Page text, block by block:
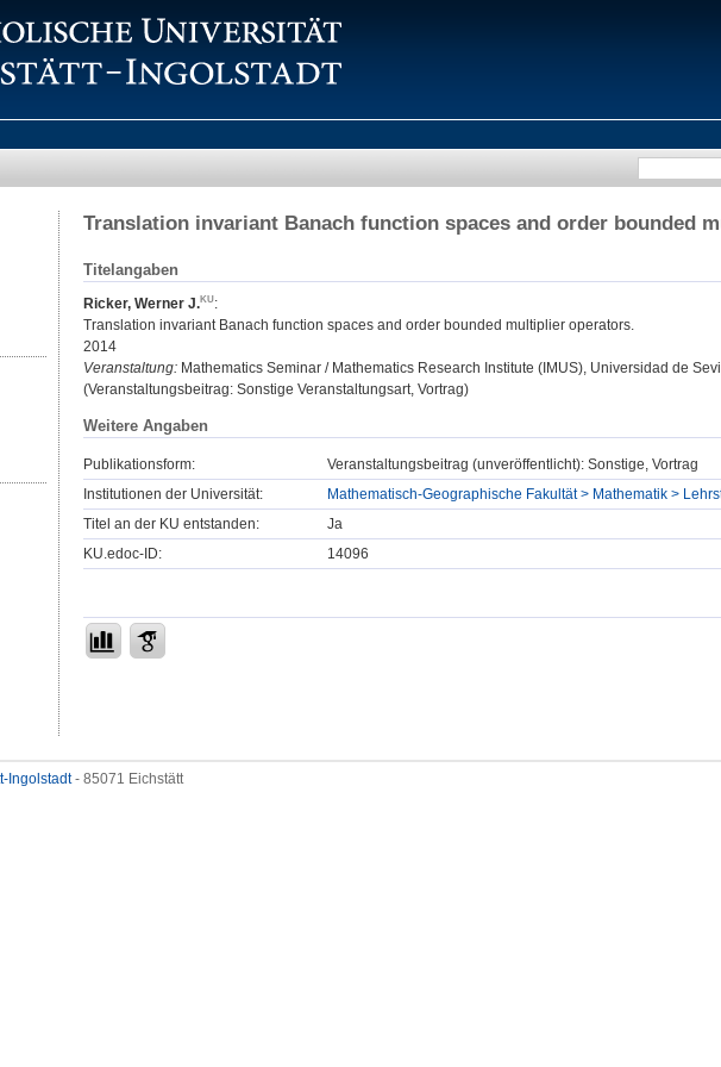
Translation invariant Banach function spaces and order bounded
Titelangaben
Ricker, Werner J.
:
Translation invariant Banach function spaces and order bounded multiplier operators.
2014
Veranstaltung: Mathematics Seminar / Mathematics Research Institute (IMUS), Universidad de
(Veranstaltungsbeitrag: Sonstige Veranstaltungsart, Vortrag)
Weitere Angaben
Publikationsform:
Veranstaltungsbeitrag (unveröffentlicht): Sonstige, Vortrag
Institutionen der Universität:
Mathematisch-Geographische Fakultät > Mathematik >
Titel an der KU entstanden:
Ja
KU.edoc-ID:
14096
Ingolstadt- 85071 Eichstätt